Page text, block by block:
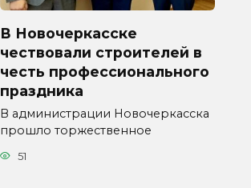
В Новочеркасске
чествовали строителей в
честь профессионального
праздника
В администрации Новочеркасска
прошло торжественное
51